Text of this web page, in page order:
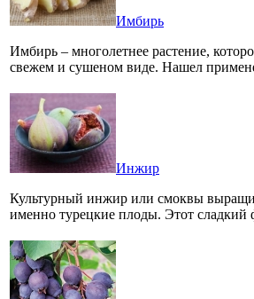
Имбирь
Имбирь – многолетнее растение,
свежем и сушеном виде. Нашел
Инжир
Культурный инжир или смоквы
именно турецкие плоды. Этот